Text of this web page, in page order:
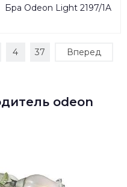
Бра Odeon Light 2197/1A
4 37 Вперед
odeon